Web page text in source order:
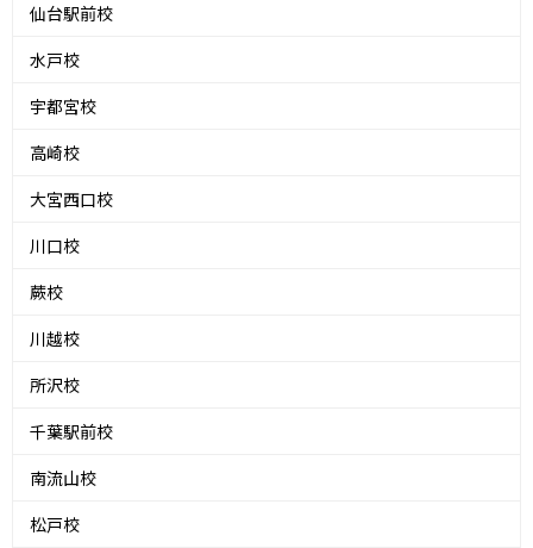
仙台駅前校
水戸校
宇都宮校
高崎校
大宮西口校
川口校
蕨校
川越校
所沢校
千葉駅前校
南流山校
松戸校